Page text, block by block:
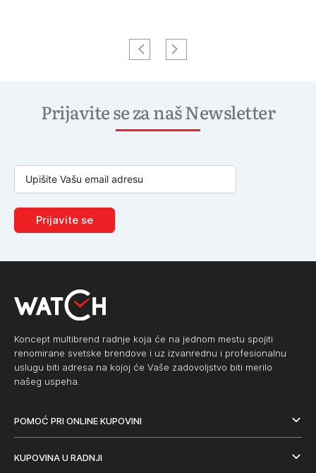
Prijavite se za naš Newsletter
Prijavite se
Koncept multibrend radnje koja će na jednom mestu spojiti
renomirane svetske brendove i uz izvanrednu i profesionalnu
uslugu biti adresa na kojoj će Vaše zadovoljstvo biti merilo
našeg uspeha.
POMOĆ PRI ONLINE KUPOVINI
KUPOVINA U RADNJI